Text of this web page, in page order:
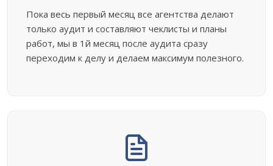
Пока весь первый месяц все агентства делают
только аудит и составляют чеклисты и планы
работ, мы в 1й месяц после аудита сразу
переходим к делу и делаем максимум полезного.